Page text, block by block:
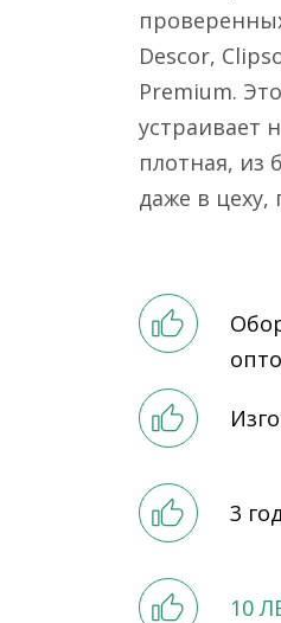
Descor,
Premium.
устраивает
плотная, из
даже в цеху,
3
10